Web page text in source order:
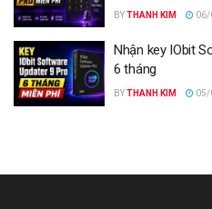
BYTHANH KIM 06/
Nhận key IObit
6 tháng
BYTHANH KIM 05/